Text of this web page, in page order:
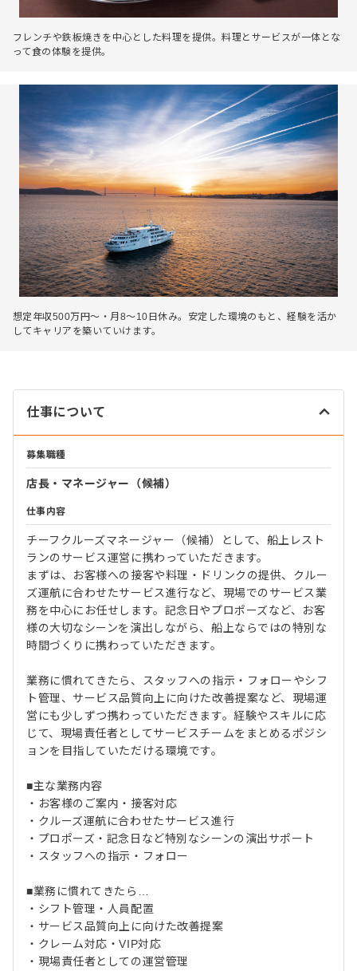
フレンチや鉄板焼きを中心とした料理を提供。料理とサービスが一体とな
って食の体験を提供。
想定年収500万円～・月8～10日休み。安定した環境のもと、経験を活か
してキャリアを築いていけます。
仕事について
募集職種
店長・マネージャー（候補）
仕事内容
チーフクルーズマネージャー（候補）として、船上レスト
ランのサービス運営に携わっていただきます。
まずは、お客様への接客や料理・ドリンクの提供、クルー
ズ運航に合わせたサービス進行など、現場でのサービス業
務を中心にお任せします。記念日やプロポーズなど、お客
様の大切なシーンを演出しながら、船上ならではの特別な
時間づくりに携わっていただきます。
業務に慣れてきたら、スタッフへの指示・フォローやシフ
ト管理、サービス品質向上に向けた改善提案など、現場運
営にも少しずつ携わっていただきます。経験やスキルに応
じて、現場責任者としてサービスチームをまとめるポジシ
ョンを目指していただける環境です。
■主な業務内容
・お客様のご案内・接客対応
・クルーズ運航に合わせたサービス進行
・プロポーズ・記念日など特別なシーンの演出サポート
・スタッフへの指示・フォロー
■業務に慣れてきたら…
・シフト管理・人員配置
・サービス品質向上に向けた改善提案
・クレーム対応・VIP対応
・現場責任者としての運営管理